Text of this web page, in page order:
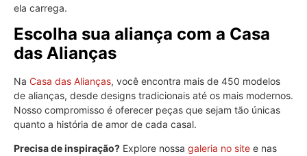
ela carrega.
Escolha sua aliança com a Casa
das Alianças
Na Casa das Alianças, você encontra mais de 450 modelos
de alianças, desde designs tradicionais até os mais modernos.
Nosso compromisso é oferecer peças que sejam tão únicas
quanto a história de amor de cada casal.
Precisa de inspiração? Explore nossa galeria no site e nas